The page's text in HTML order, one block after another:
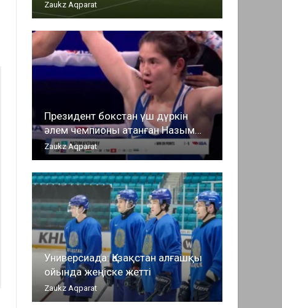
Zaukz Aqparat
Президент бокстан үш дүркін
әлем чемпионы атанған Назым…
Zaukz Aqparat
Универсиада: Қазақстан алғашқы
ойында жеңіске жетті
Zaukz Aqparat